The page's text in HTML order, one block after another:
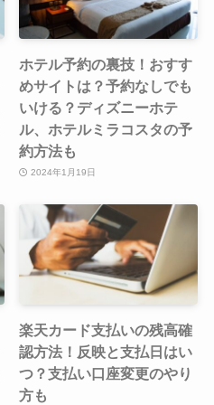
ホテル予約の裏技！おすす
めサイトは？予約なしでも
いける？ディズニーホテ
ル、ホテルミラコスタの予
約方法も
2024年1月19日
楽天カード支払いの残高確
認方法！反映と支払日はい
つ？支払い口座変更のやり
方も